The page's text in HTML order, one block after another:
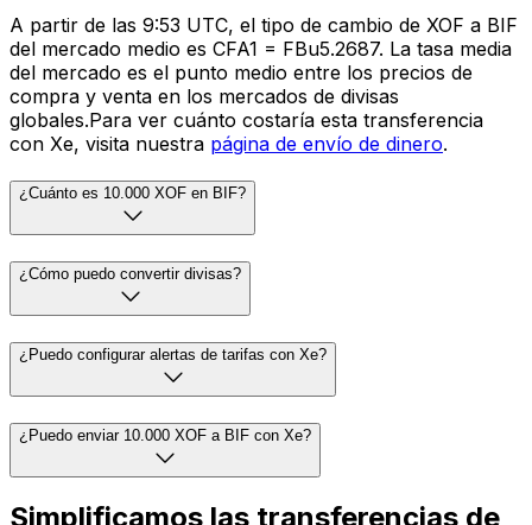
A partir de las 9:53 UTC, el tipo de cambio de XOF a BIF
del mercado medio es CFA1 = FBu5.2687. La tasa media
del mercado es el punto medio entre los precios de
compra y venta en los mercados de divisas
globales.Para ver cuánto costaría esta transferencia
con Xe, visita nuestra página de envío de dinero.
¿Cuánto es 10.000 XOF en BIF?
¿Cómo puedo convertir divisas?
¿Puedo configurar alertas de tarifas con Xe?
¿Puedo enviar 10.000 XOF a BIF con Xe?
Simplificamos las transferencias de